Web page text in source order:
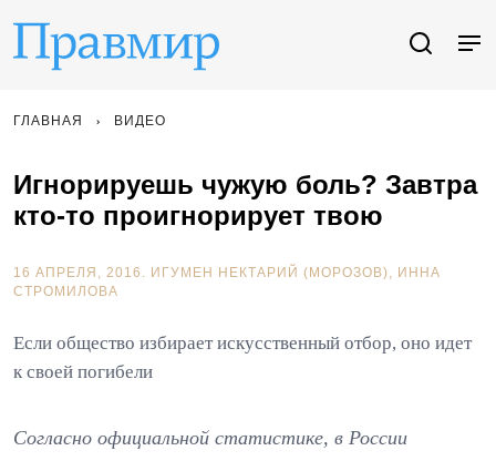
ГЛАВНАЯ ВИДЕО
Игнорируешь чужую боль? Завтра
кто-то проигнорирует твою
16 АПРЕЛЯ, 2016. ИГУМЕН НЕКТАРИЙ (МОРОЗОВ)
ИННА
СТРОМИЛОВА
Если общество избирает искусственный отбор, оно идет
к своей погибели
Согласно официальной статистике, в России